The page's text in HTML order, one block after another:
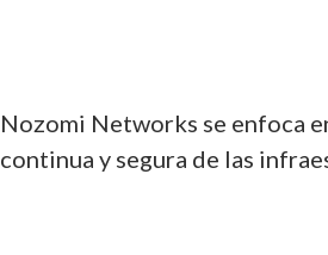
Nozomi Networks se enfoca
continua y segura de las